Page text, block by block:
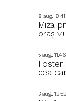
8 aug.. 8:41
Miza
oraș
5 aug.. 11:46
Foster
cea
3 aug.. 12:52